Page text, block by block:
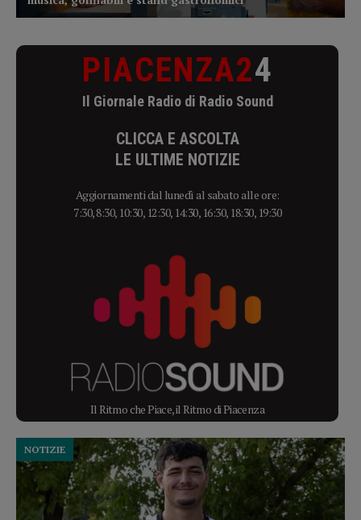
PIACENZA24
Il Giornale Radio di Radio Sound
CLICCA E ASCOLTA
LE ULTIME NOTIZIE
Aggiornamenti dal lunedì al sabato alle ore:
7:30, 8:30, 10:30, 12:30, 14:30, 16:30, 18:30, 19:30
Il Ritmo che Piace, il Ritmo di Piacenza
NOTIZIE